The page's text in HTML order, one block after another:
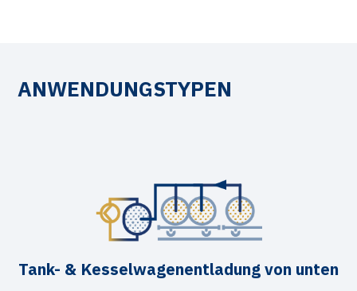
ANWENDUNGSTYPEN
Tank- & Kesselwagenentladung von unten